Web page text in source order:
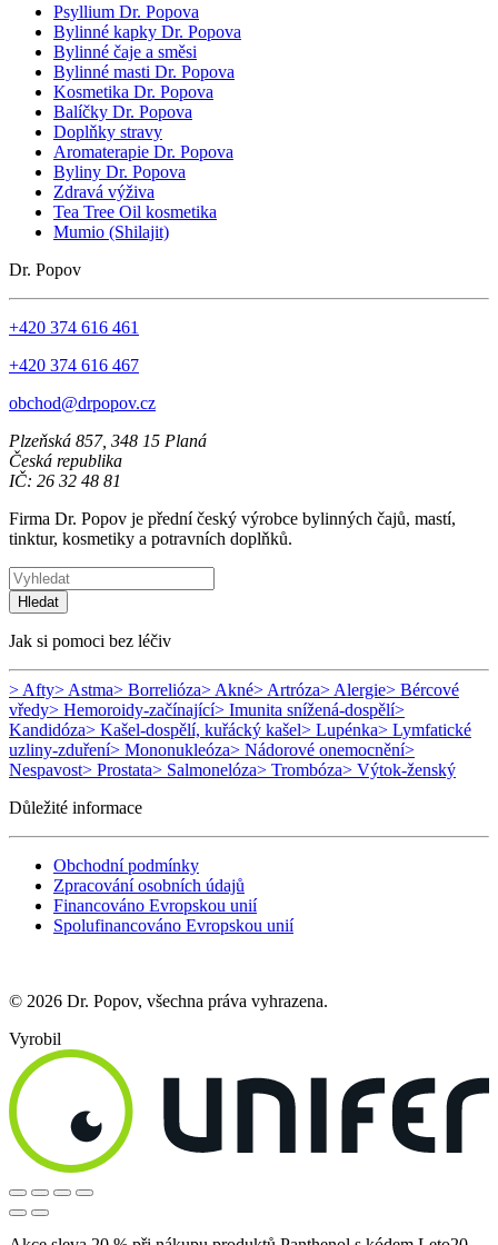
Psyllium Dr. Popova
Bylinné kapky Dr. Popova
Bylinné čaje a směsi
Bylinné masti Dr. Popova
Kosmetika Dr. Popova
Balíčky Dr. Popova
Doplňky stravy
Aromaterapie Dr. Popova
Byliny Dr. Popova
Zdravá výživa
Tea Tree Oil kosmetika
Mumio (Shilajit)
Dr. Popov
+420 374 616 461
+420 374 616 467
obchod@drpopov.cz
Plzeňská 857, 348 15 Planá
Česká republika
IČ: 26 32 48 81
Firma Dr. Popov je přední český výrobce bylinných čajů, mastí,
tinktur, kosmetiky a potravních doplňků.
Hledat
Jak si pomoci bez léčiv
> Afty> Astma> Borrelióza> Akné> Artróza> Alergie> Bércové
vředy> Hemoroidy-začínající> Imunita snížená-dospělí>
Kandidóza> Kašel-dospělí, kuřácký kašel> Lupénka> Lymfatické
uzliny-zduření> Mononukleóza> Nádorové onemocnění>
Nespavost> Prostata> Salmonelóza> Trombóza> Výtok-ženský
Důležité informace
Obchodní podmínky
Zpracování osobních údajů
Financováno Evropskou unií
Spolufinancováno Evropskou unií
© 2026 Dr. Popov, všechna práva vyhrazena.
Vyrobil